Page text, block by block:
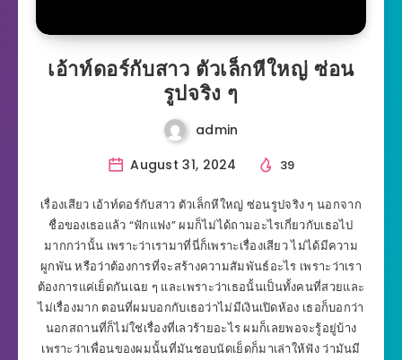
เอ้าท์ดอร์กับสาว ตัวเล็กหีใหญ่ ซ่อน
รูปจริง ๆ
admin
August 31, 2024
39
เรื่องเสียว เอ้าท์ดอร์กับสาว ตัวเล็กหีใหญ่ ซ่อนรูปจริง ๆ นอกจาก
ชื่อของเธอแล้ว “ฟักแฟง” ผมก็ไม่ได้ถามอะไรเกี่ยวกับเธอไป
มากกว่านั้น เพราะว่าเรามาที่นี่ก็เพราะเรื่องเสียว ไม่ได้มีความ
ผูกพัน หรือว่าต้องการที่จะสร้างความสัมพันธ์อะไร เพราะว่าเรา
ต้องการแค่เย็ดกันเฉย ๆ และเพราะว่าเธอนั้นเป็นทั้งคนที่สวยและ
ไม่เรื่องมาก ตอนที่ผมบอกกับเธอว่าไม่มีเงินเปิดห้อง เธอก็บอกว่า
นอกสถานที่ก็ไม่ใช่เรื่องที่เลวร้ายอะไร ผมก็เลยพอจะรู้อยู่บ้าง
เพราะว่าเพื่อนของผมนั้นที่มันชอบนัดเย็ดก็มาเล่าให้ฟัง ว่ามันมี